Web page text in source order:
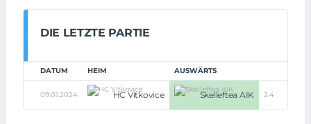
DIE LETZTE PARTIE
DATUM HEIM AUSWÄRTS
09.01.2024 HC Vitkovice Skelleftea AIK 2:4